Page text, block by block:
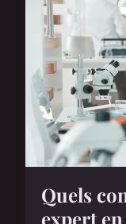
Quels
expert